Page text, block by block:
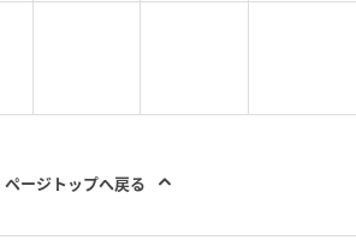
るコンシーラーカラー。しっとり心地よい使用感
クション ザ リップ ペンシル 001 ￥3,300（4/24発
ページトップへ戻る